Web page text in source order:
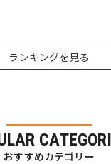
ランキングを見る
おすすめカテゴリー